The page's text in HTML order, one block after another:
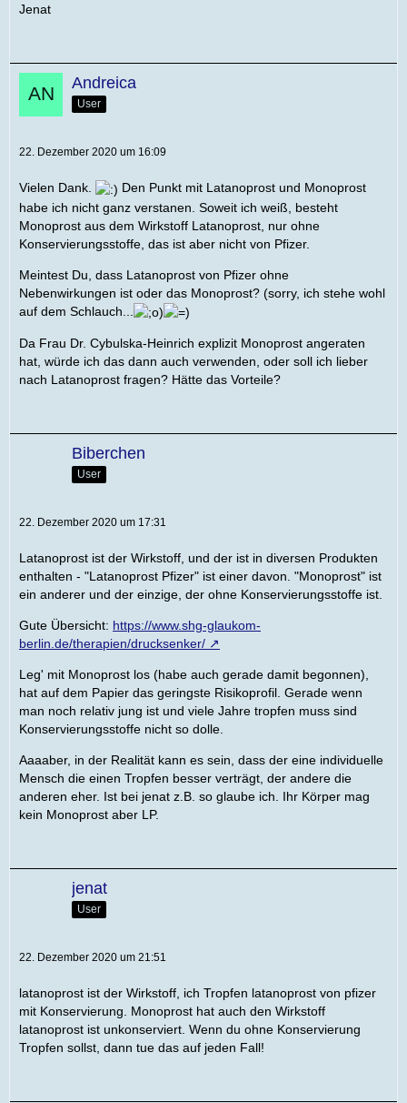
Jenat
Andreica
User
22. Dezember 2020 um 16:09
Vielen Dank.
Den Punkt mit Latanoprost und Monoprost
habe ich nicht ganz verstanen. Soweit ich weiß, besteht
Monoprost aus dem Wirkstoff Latanoprost, nur ohne
Konservierungsstoffe, das ist aber nicht von Pfizer.
Meintest Du, dass Latanoprost von Pfizer ohne
Nebenwirkungen ist oder das Monoprost? (sorry, ich stehe wohl
auf dem Schlauch...
Da Frau Dr. Cybulska-Heinrich explizit Monoprost angeraten
hat, würde ich das dann auch verwenden, oder soll ich lieber
nach Latanoprost fragen? Hätte das Vorteile?
Biberchen
User
22. Dezember 2020 um 17:31
Latanoprost ist der Wirkstoff, und der ist in diversen Produkten
enthalten - "Latanoprost Pfizer" ist einer davon. "Monoprost" ist
ein anderer und der einzige, der ohne Konservierungsstoffe ist.
Gute Übersicht: https://www.shg-glaukom-
berlin.de/therapien/drucksenker/
Leg' mit Monoprost los (habe auch gerade damit begonnen),
hat auf dem Papier das geringste Risikoprofil. Gerade wenn
man noch relativ jung ist und viele Jahre tropfen muss sind
Konservierungsstoffe nicht so dolle.
Aaaaber, in der Realität kann es sein, dass der eine individuelle
Mensch die einen Tropfen besser verträgt, der andere die
anderen eher. Ist bei jenat z.B. so glaube ich. Ihr Körper mag
kein Monoprost aber LP.
jenat
User
22. Dezember 2020 um 21:51
latanoprost ist der Wirkstoff, ich Tropfen latanoprost von pfizer
mit Konservierung. Monoprost hat auch den Wirkstoff
latanoprost ist unkonserviert. Wenn du ohne Konservierung
Tropfen sollst, dann tue das auf jeden Fall!